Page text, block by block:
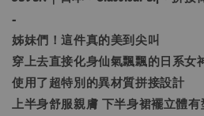
-
姊妹們！這件真的美到尖叫
穿上去直接化身仙氣飄飄的日系女
使用了超特別的異材質拼接設計
上半身舒服親膚 下半身裙襬立體有